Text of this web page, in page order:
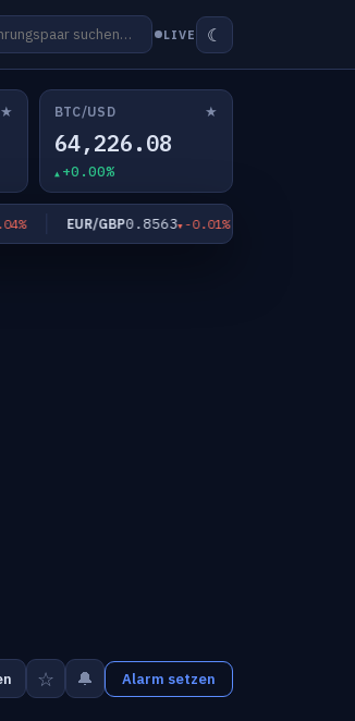
LIVE ☾
★ BTC/USD ★
64,226.08
+0.00%
EUR/GBP0.8563 -0.01%
☆ 🔔 Alarm setzen